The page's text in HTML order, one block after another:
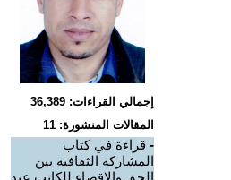
إجمالي القراءات: 36,389
المقالات المنشورة: 11
- قراءة في كتاب
المشاركة الثقافية بين
الحق والإقصاء للكاتب عبد